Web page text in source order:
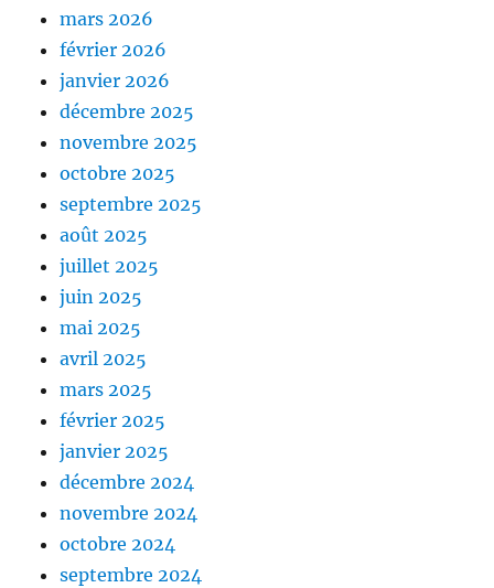
mars 2026
février 2026
janvier 2026
décembre 2025
novembre 2025
octobre 2025
septembre 2025
août 2025
juillet 2025
juin 2025
mai 2025
avril 2025
mars 2025
février 2025
janvier 2025
décembre 2024
novembre 2024
octobre 2024
septembre 2024